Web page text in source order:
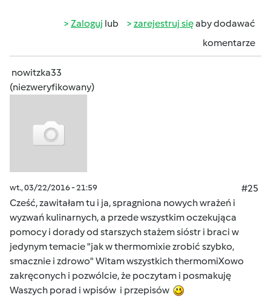
Zaloguj lub zarejestruj sięaby dodawać
komentarze
nowitzka33
(niezweryfikowany)
wt., 03/22/2016 - 21:59
#25
Cześć, zawitałam tu i ja, spragniona nowych wrażeń i
wyzwań kulinarnych, a przede wszystkim oczekująca
pomocy i dorady od starszych stażem sióstr i braci w
jedynym temacie "jak w thermomixie zrobić szybko,
smacznie i zdrowo" Witam wszystkich thermomiXowo
zakręconych i pozwólcie, że poczytam i posmakuję
Waszych porad i wpisów i przepisów